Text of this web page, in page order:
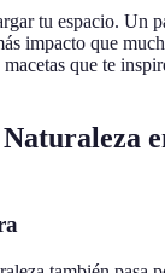
tu espacio. Un
impacto que
que te